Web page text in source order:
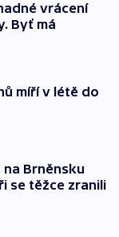
vrácení
Byť má
míří v létě do
Brněnsku
se těžce zranili